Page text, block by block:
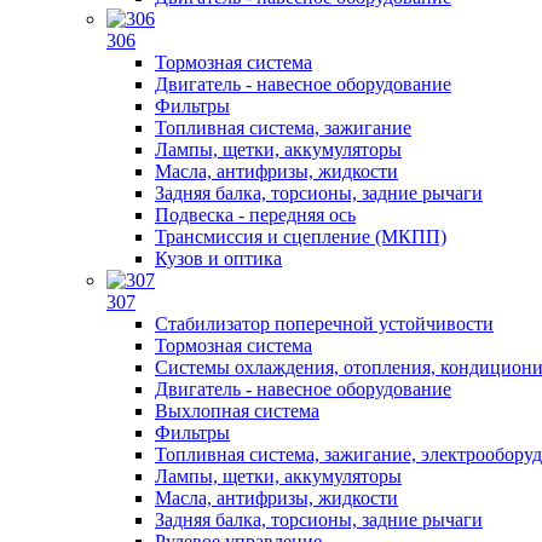
306
Тормозная система
Двигатель - навесное оборудование
Фильтры
Топливная система, зажигание
Лампы, щетки, аккумуляторы
Масла, антифризы, жидкости
Задняя балка, торсионы, задние рычаги
Подвеска - передняя ось
Трансмиссия и сцепление (МКПП)
Кузов и оптика
307
Стабилизатор поперечной устойчивости
Тормозная система
Системы охлаждения, отопления,
Двигатель - навесное оборудование
Выхлопная система
Фильтры
Топливная система, зажигание,
Лампы, щетки, аккумуляторы
Масла, антифризы, жидкости
Задняя балка, торсионы, задние рычаги